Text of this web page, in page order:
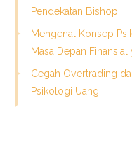
Pendekatan Bishop!
Mengenal Konsep
Masa Depan
Cegah Overtrading
Psikologi Uang